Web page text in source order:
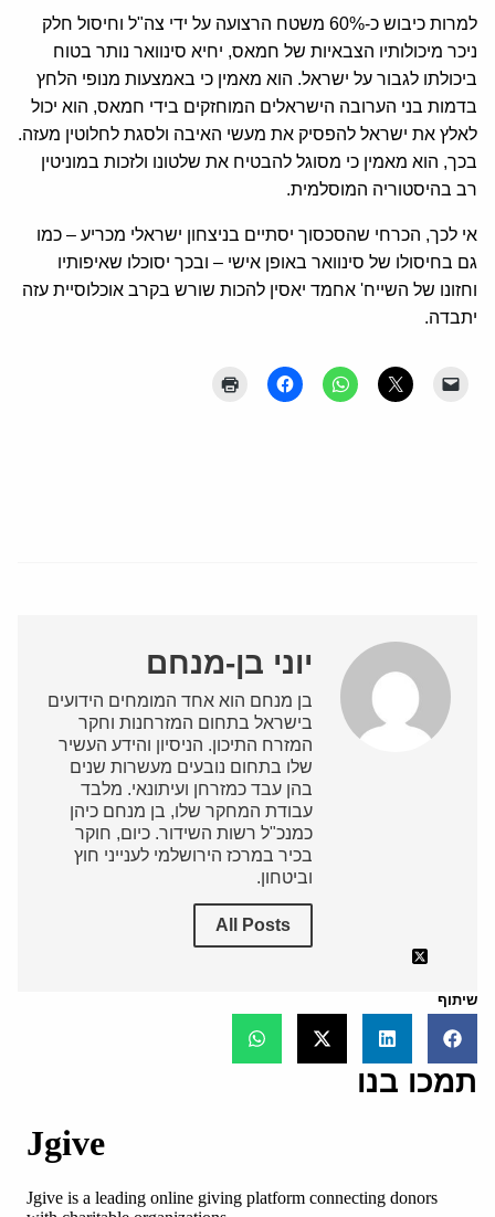
למרות כיבוש כ-60% משטח הרצועה על ידי צה"ל וחיסול חלק
ניכר מיכולותיו הצבאיות של חמאס, יחיא סינוואר נותר בטוח
ביכולתו לגבור על ישראל. הוא מאמין כי באמצעות מנופי הלחץ
בדמות בני הערובה הישראלים המוחזקים בידי חמאס, הוא יכול
לאלץ את ישראל להפסיק את מעשי האיבה ולסגת לחלוטין מעזה.
בכך, הוא מאמין כי מסוגל להבטיח את שלטונו ולזכות במוניטין
רב בהיסטוריה המוסלמית.
אי לכך, הכרחי שהסכסוך יסתיים בניצחון ישראלי מכריע – כמו
גם בחיסולו של סינוואר באופן אישי – ובכך יסוכלו שאיפותיו
וחזונו של השייח' אחמד יאסין להכות שורש בקרב אוכלוסיית עזה
יתבדה.
יוני בן-מנחם
בן מנחם הוא אחד המומחים הידועים
בישראל בתחום המזרחנות וחקר
המזרח התיכון. הניסיון והידע העשיר
שלו בתחום נובעים מעשרות שנים
בהן עבד כמזרחן ועיתונאי. מלבד
עבודת המחקר שלו, בן מנחם כיהן
כמנכ"ל רשות השידור. כיום, חוקר
בכיר במרכז הירושלמי לענייני חוץ
וביטחון.
All Posts
שיתוף
תמכו בנו